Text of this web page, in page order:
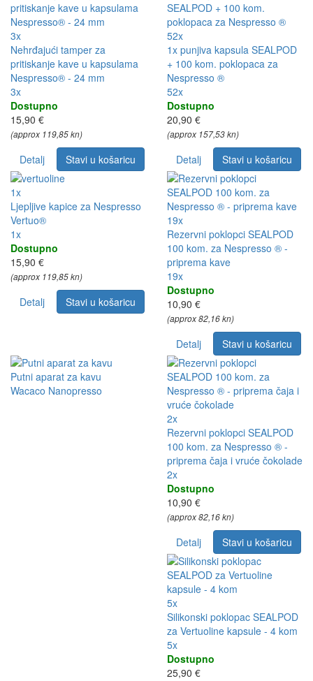
3x
Nehrđajući tamper za
pritiskanje kave u kapsulama
Nespresso® - 24 mm
3x
Dostupno
15,90 €
(approx 119,85 kn)
Detalj Stavi u košaricu
52x
1x punjiva kapsula SEALPOD
+ 100 kom. poklopaca za
Nespresso ®
52x
Dostupno
20,90 €
(approx 157,53 kn)
Detalj Stavi u košaricu
1x
Ljepljive kapice za Nespresso
Vertuo®
1x
Dostupno
15,90 €
(approx 119,85 kn)
Detalj Stavi u košaricu
19x
Rezervni poklopci SEALPOD
100 kom. za Nespresso ® -
priprema kave
19x
Dostupno
10,90 €
(approx 82,16 kn)
Detalj Stavi u košaricu
Putni aparat za kavu
Wacaco Nanopresso
2x
Rezervni poklopci SEALPOD
100 kom. za Nespresso ® -
priprema čaja i vruće čokolade
2x
Dostupno
10,90 €
(approx 82,16 kn)
Detalj Stavi u košaricu
5x
Silikonski poklopac SEALPOD
za Vertuoline kapsule - 4 kom
5x
Dostupno
25,90 €